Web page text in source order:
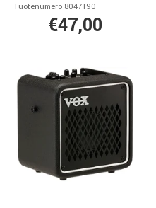
Tuotenumero 8047190
€47,00